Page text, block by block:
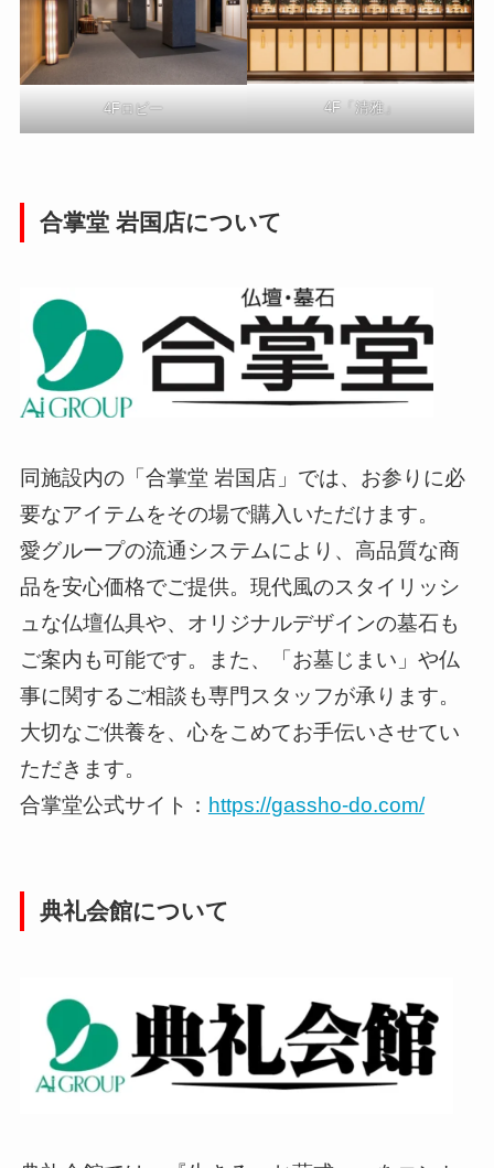
4Fロビー 4F「清雅」
合掌堂 岩国店について
同施設内の「合掌堂 岩国店」では、お参りに必
要なアイテムをその場で購入いただけます。
愛グループの流通システムにより、高品質な商
品を安心価格でご提供。現代風のスタイリッシ
ュな仏壇仏具や、オリジナルデザインの墓石も
ご案内も可能です。また、「お墓じまい」や仏
事に関するご相談も専門スタッフが承ります。
大切なご供養を、心をこめてお手伝いさせてい
ただきます。
合掌堂公式サイト： https://gassho-do.com/
典礼会館について